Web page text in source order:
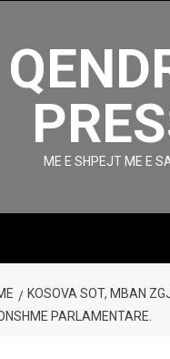
ME E SHPEJT ME E
KOSOVA SOT, MBAN
PARLAMENTARE.